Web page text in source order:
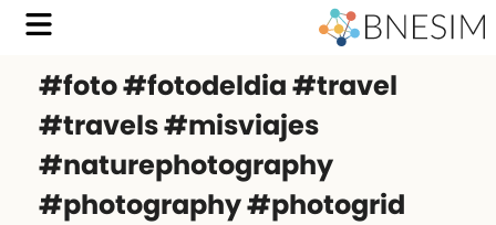
#foto #fotodeldia #travel
#travels #misviajes
#naturephotography
#photography #photogrid